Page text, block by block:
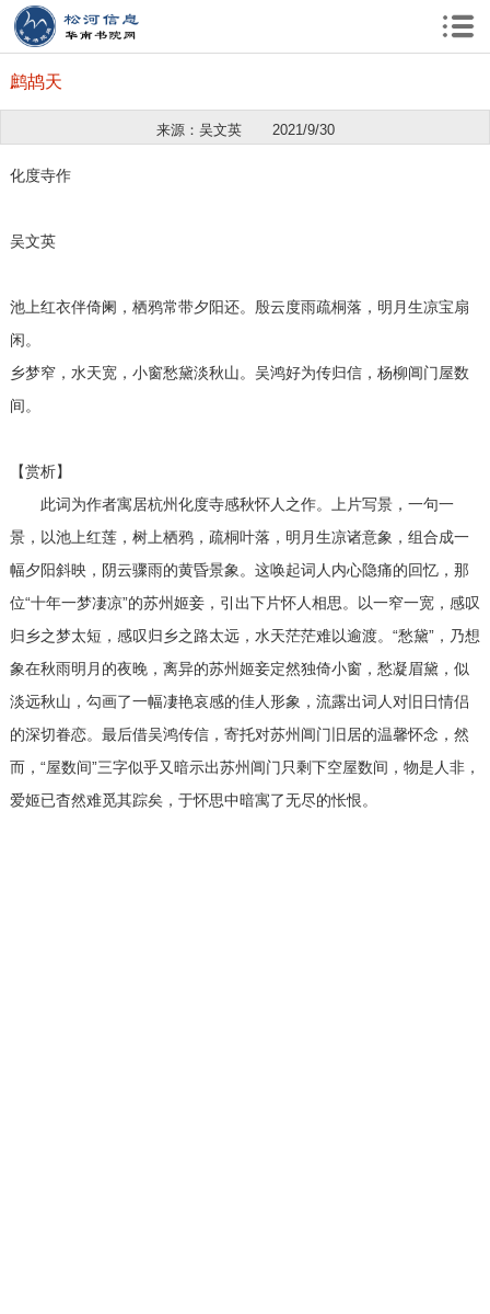
鹧鸪天
来源：吴文英 2021/9/30
化度寺作
吴文英
池上红衣伴倚阑，栖鸦常带夕阳还。殷云度雨疏桐落，明月生凉宝扇
闲。
乡梦窄，水天宽，小窗愁黛淡秋山。吴鸿好为传归信，杨柳阊门屋数
间。
【赏析】
此词为作者寓居杭州化度寺感秋怀人之作。上片写景，一句一
景，以池上红莲，树上栖鸦，疏桐叶落，明月生凉诸意象，组合成一
幅夕阳斜映，阴云骤雨的黄昏景象。这唤起词人内心隐痛的回忆，那
位“十年一梦凄凉”的苏州姬妾，引出下片怀人相思。以一窄一宽，感叹
归乡之梦太短，感叹归乡之路太远，水天茫茫难以逾渡。“愁黛”，乃想
象在秋雨明月的夜晚，离异的苏州姬妾定然独倚小窗，愁凝眉黛，似
淡远秋山，勾画了一幅凄艳哀感的佳人形象，流露出词人对旧日情侣
的深切眷恋。最后借吴鸿传信，寄托对苏州阊门旧居的温馨怀念，然
而，“屋数间”三字似乎又暗示出苏州阊门只剩下空屋数间，物是人非，
爱姬已杳然难觅其踪矣，于怀思中暗寓了无尽的怅恨。